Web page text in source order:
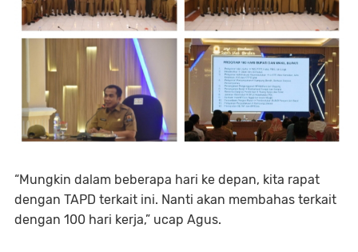
“Mungkin dalam beberapa hari ke depan, kita rapat
dengan TAPD terkait ini. Nanti akan membahas terkait
dengan 100 hari kerja,” ucap Agus.